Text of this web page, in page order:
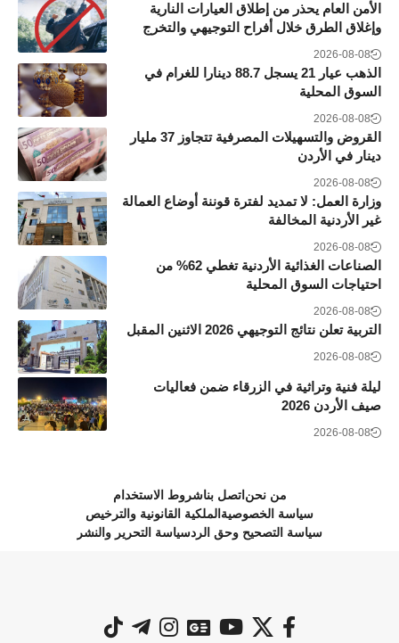
الأمن العام يحذر من إطلاق العيارات النارية
وإغلاق الطرق خلال أفراح التوجيهي والتخرج
2026-08-08
الذهب عيار 21 يسجل 88.7 دينارا للغرام في
السوق المحلية
2026-08-08
القروض والتسهيلات المصرفية تتجاوز 37 مليار
دينار في الأردن
2026-08-08
وزارة العمل: لا تمديد لفترة قوننة أوضاع العمالة
غير الأردنية المخالفة
2026-08-08
الصناعات الغذائية الأردنية تغطي 62% من
احتياجات السوق المحلية
2026-08-08
التربية تعلن نتائج التوجيهي 2026 الاثنين المقبل
2026-08-08
ليلة فنية وتراثية في الزرقاء ضمن فعاليات
صيف الأردن 2026
2026-08-08
من نحن اتصل بناشروط الاستخدام
سياسة الخصوصية الملكية القانونية والترخيص
سياسة التصحيح وحق الردسياسة التحرير والنشر